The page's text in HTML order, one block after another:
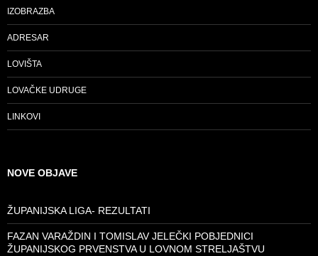
IZOBRAZBA
ADRESAR
LOVIŠTA
LOVAČKE UDRUGE
LINKOVI
NOVE OBJAVE
ŽUPANIJSKA LIGA- REZULTATI
FAZAN VARAŽDIN I TOMISLAV JELEČKI POBJEDNICI
ŽUPANIJSKOG PRVENSTVA U LOVNOM STRELJAŠTVU